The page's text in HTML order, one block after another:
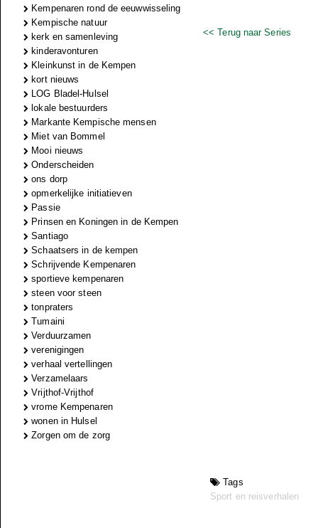
Kempenaren rond de eeuwwisseling
Kempische natuur
kerk en samenleving
kinderavonturen
Kleinkunst in de Kempen
kort nieuws
LOG Bladel-Hulsel
lokale bestuurders
Markante Kempische mensen
Miet van Bommel
Mooi nieuws
Onderscheiden
ons dorp
opmerkelijke initiatieven
Passie
Prinsen en Koningen in de Kempen
Santiago
Schaatsers in de kempen
Schrijvende Kempenaren
sportieve kempenaren
steen voor steen
tonpraters
Tumaini
Verduurzamen
verenigingen
verhaal vertellingen
Verzamelaars
Vrijthof-Vrijthof
vrome Kempenaren
wonen in Hulsel
Zorgen om de zorg
<< Terug naar Series
Tags
Sport en reisverhalen